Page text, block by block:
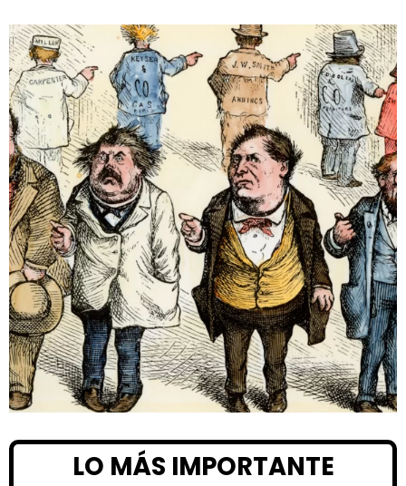
LO MÁS IMPORTANTE